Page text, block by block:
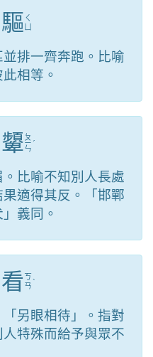
驅 ㄑ
排一齊奔跑。比喻
相等。
顰 ㄆ
ㄧ
ㄣ
ˊ
比喻不知別人長處
適得其反。「邯鄲
義同。
看 ㄎ
ㄢˋ
另眼相待」。指對
特殊而給予與眾不